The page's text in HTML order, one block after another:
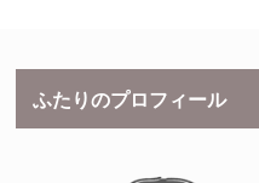
ふたりのプロフィール